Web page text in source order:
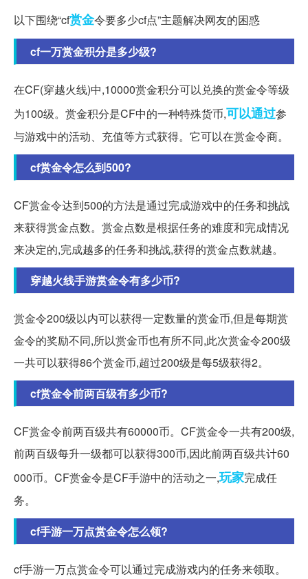
以下围绕“cf赏金令要多少cf点”主题解决网友的困惑
cf一万赏金积分是多少级?
在CF(穿越火线)中,10000赏金积分可以兑换的赏金令等级
为100级。赏金积分是CF中的一种特殊货币,可以通过参
与游戏中的活动、充值等方式获得。它可以在赏金令商。
cf赏金令怎么到500?
CF赏金令达到500的方法是通过完成游戏中的任务和挑战
来获得赏金点数。赏金点数是根据任务的难度和完成情况
来决定的,完成越多的任务和挑战,获得的赏金点数就越。
穿越火线手游赏金令有多少币?
赏金令200级以内可以获得一定数量的赏金币,但是每期赏
金令的奖励不同,所以赏金币也有所不同,此次赏金令200级
一共可以获得86个赏金币,超过200级是每5级获得2。
cf赏金令前两百级有多少币?
CF赏金令前两百级共有60000币。CF赏金令一共有200级,
前两百级每升一级都可以获得300币,因此前两百级共计60
000币。CF赏金令是CF手游中的活动之一,玩家完成任
务。
cf手游一万点赏金令怎么领?
cf手游一万点赏金令可以通过完成游戏内的任务来领取。